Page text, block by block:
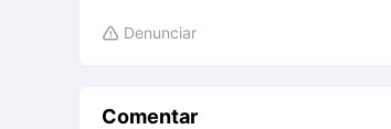
 Denunciar
Comentar